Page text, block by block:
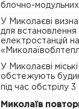
блочно-
У Миколаєві
для встановлення
електростанцій
У Миколаєві
обстежують
під час обстрілу
Миколаїв